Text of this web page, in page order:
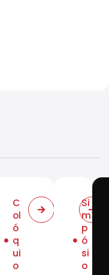
C
ol
ó
q
ui
o
Si
m
p
ó
si
o